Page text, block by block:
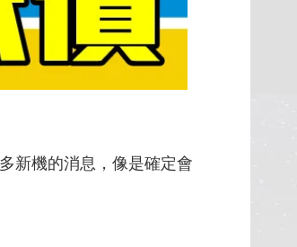
新機的消息，像是確定會